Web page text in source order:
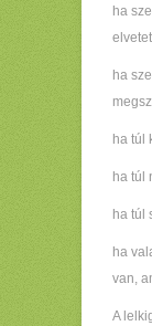
ha
ha
ha túl
ha túl
ha túl
ha
van,
A